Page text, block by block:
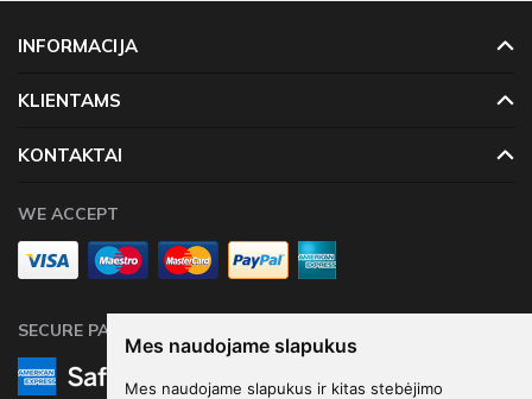
Mes naudojame slapukus
Mes naudojame slapukus ir kitas stebėjimo
INFORMACIJA
KLIENTAMS
KONTAKTAI
WE ACCEPT
SECURE PAYMENTS